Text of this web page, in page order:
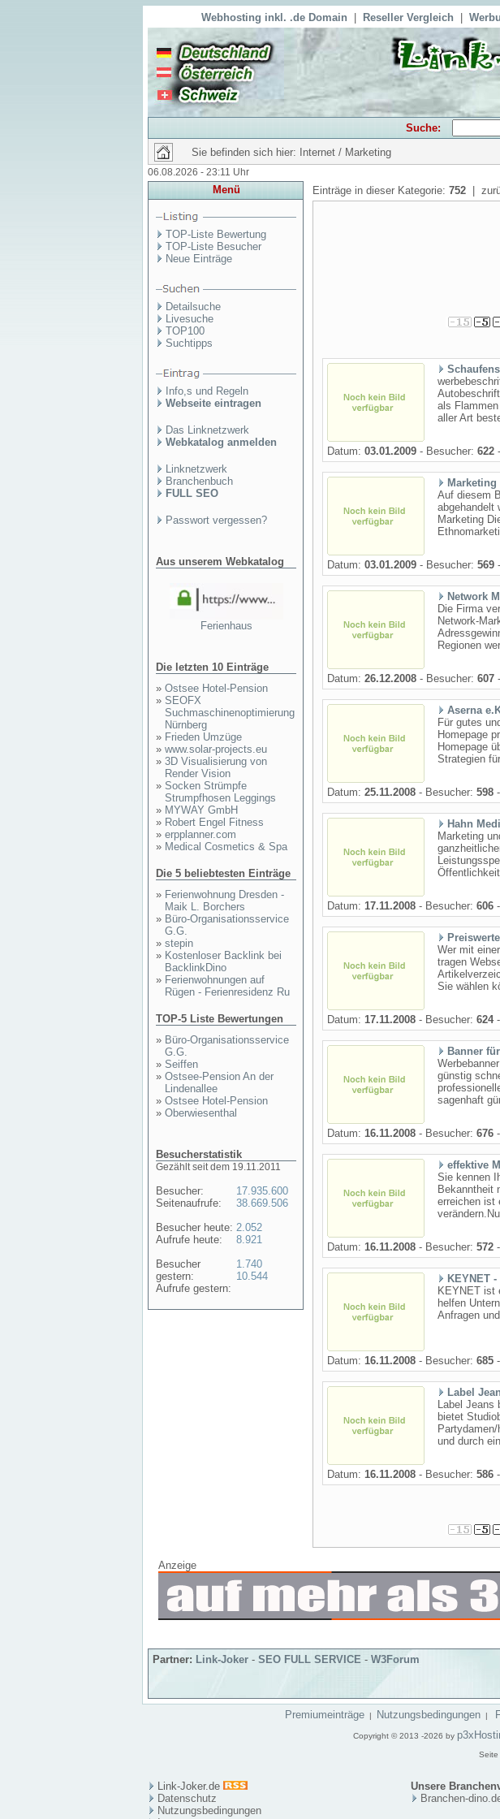
Webhosting inkl. .de Domain Reseller Vergleich
Suche:
Sie befinden sich hier: Internet / Marketing
06.08.2026 - 23:11 Uhr
Menü
TOP-Liste Bewertung
TOP-Liste Besucher
Neue Einträge
Detailsuche
Livesuche
TOP100
Suchtipps
Info,s und Regeln
Webseite eintragen
Das Linknetzwerk
Webkatalog anmelden
Linknetzwerk
Branchenbuch
FULL SEO
Passwort vergessen?
Aus unserem Webkatalog
Ferienhaus
Die letzten 10 Einträge
» Ostsee Hotel-Pension
» SEOFX
Suchmaschinenoptimierung
Nürnberg
» Frieden Umzüge
» www.solar-projects.eu
» 3D Visualisierung von
Render Vision
» Socken Strümpfe
Strumpfhosen Leggings
» MYWAY GmbH
» Robert Engel Fitness
» erpplanner.com
» Medical Cosmetics & Spa
Die 5 beliebtesten Einträge
» Ferienwohnung Dresden -
Maik L. Borchers
» Büro-Organisationsservice
G.G.
» stepin
» Kostenloser Backlink bei
BacklinkDino
» Ferienwohnungen auf
Rügen - Ferienresidenz Ru
TOP-5 Liste Bewertungen
» Büro-Organisationsservice
G.G.
» Seiffen
» Ostsee-Pension An der
Lindenallee
» Ostsee Hotel-Pension
» Oberwiesenthal
Besucherstatistik
Gezählt seit dem 19.11.2011
Besucher:
Seitenaufrufe:
Besucher heute:
Aufrufe heute:
Besucher
gestern:
Aufrufe gestern:
17.935.600
38.669.506
2.052
8.921
1.740
10.544
Einträge in dieser Kategorie: 752 |
als
aller Art
Datum: 03.01.2009 - Besucher: 622
Marketing
Auf diesem
abgehandelt
Marketing
Datum: 03.01.2009 - Besucher: 569
Network
Die Firma
Network-
Regionen
Datum: 26.12.2008 - Besucher: 607
Aserna
Für gutes
Homepage
Homepage
Strategien
Datum: 25.11.2008 - Besucher: 598
Hahn
Marketing
Datum: 17.11.2008 - Besucher: 606
Wer mit
tragen
Sie wählen
Datum: 17.11.2008 - Besucher: 624-
Banner
günstig
sagenhaft
Datum: 16.11.2008 - Besucher: 676
effektive
Sie kennen
Bekanntheit
erreichen ist
Datum: 16.11.2008 - Besucher: 572
KEYNET
KEYNET ist
helfen
Anfragen
Datum: 16.11.2008 - Besucher: 685
Label
Label Jeans
bietet
und durch
Datum: 16.11.2008 - Besucher: 586
Anzeige
Partner: Link-Joker - SEO FULL SERVICE - W3Forum
Premiumeinträge| Nutzungsbedingungen|
Copyright © 2013 -2026 by
Seite
Link-Joker.de Unsere
Datenschutz
Nutzungsbedingungen
Branchen-